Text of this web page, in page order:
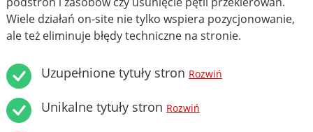
Wiele działań on-site nie tylko wspiera pozycjonowanie,
ale też eliminuje błędy techniczne na stronie.
Uzupełnione tytuły stron Rozwiń
Unikalne tytuły stron Rozwiń